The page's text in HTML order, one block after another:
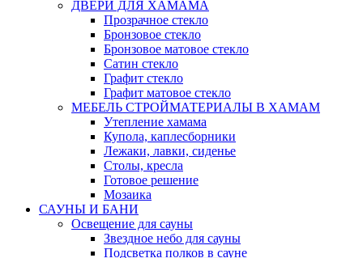
ДВЕРИ ДЛЯ ХАМАМА
Прозрачное стекло
Бронзовое стекло
Бронзовое матовое стекло
Сатин стекло
Графит стекло
Графит матовое стекло
МЕБЕЛЬ СТРОЙМАТЕРИАЛЫ В ХАМАМ
Утепление хамама
Купола, каплесборники
Лежаки, лавки, сиденье
Столы, кресла
Готовое решение
Мозаика
САУНЫ И БАНИ
Освещение для сауны
Звездное небо для сауны
Подсветка полков в сауне